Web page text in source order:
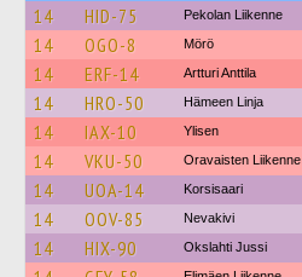
14 HID-75 Pekolan Liikenne
14 OGO-8 Mörö
14 ERF-14 Artturi Anttila
14 HRO-50 Hämeen Linja
14 IAX-10 Ylisen
14 VKU-50 Oravaisten Liikenne
14 UOA-14 Korsisaari
14 OOV-85 Nevakivi
14 HIX-90 Okslahti Jussi